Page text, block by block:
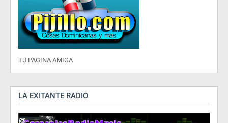
TU PAGINA AMIGA
LA EXITANTE RADIO